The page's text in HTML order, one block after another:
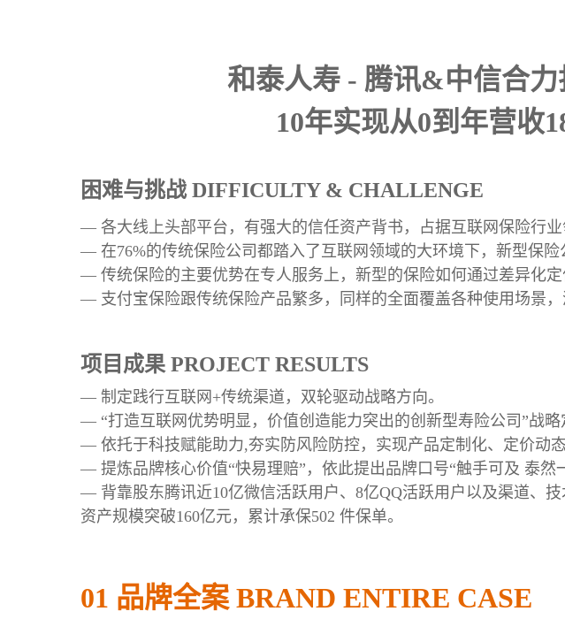
和泰人寿 - 腾讯&中信合力
10年实现从0到年营收
困难与挑战 DIFFICULTY & CHALLENGE
— 各大线上头部平台，有强大的信任资产背书，占据互联网保险行业
— 在76%的传统保险公司都踏入了互联网领域的大环境下，新型保险
— 传统保险的主要优势在专人服务上，新型的保险如何通过差异化定
— 支付宝保险跟传统保险产品繁多，同样的全面覆盖各种使用场景，
项目成果 PROJECT RESULTS
— 制定践行互联网 +传统渠道 ，双轮驱动战略方向。
— “打造互联网优势明显，价值创造能力突出的创新型寿险公司”战略
— 依托于科技赋能助力,夯实防风险防控，实现产品定制化、定价动
— 提炼品牌核心价值“快易理赔”，依此提出品牌口号“触手可及 泰然
— 背靠股东腾讯近10亿微信活跃用户、8亿QQ活跃用户以及渠道、
资产规模突破160亿元，累计承保502 件保单。
01 品牌全案 BRAND ENTIRE CASE